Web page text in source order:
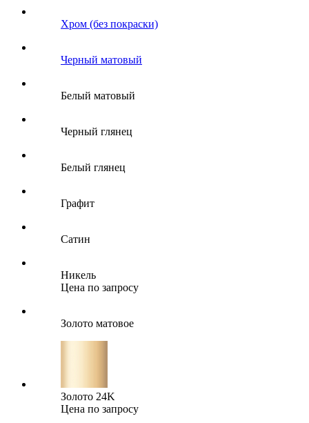
Хром (без покраски)
Черный матовый
Белый матовый
Черный глянец
Белый глянец
Графит
Сатин
Никель
Цена по запросу
Золото матовое
Золото 24K
Цена по запросу